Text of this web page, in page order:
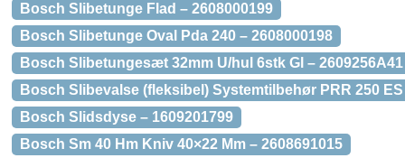
Bosch Slibetunge Flad – 2608000199
Bosch Slibetunge Oval Pda 240 – 2608000198
Bosch Slibetungesæt 32mm U/hul 6stk Gl – 2609256A41
Bosch Slibevalse (fleksibel) Systemtilbehør PRR 250 ES
Bosch Slidsdyse – 1609201799
Bosch Sm 40 Hm Kniv 40×22 Mm – 2608691015